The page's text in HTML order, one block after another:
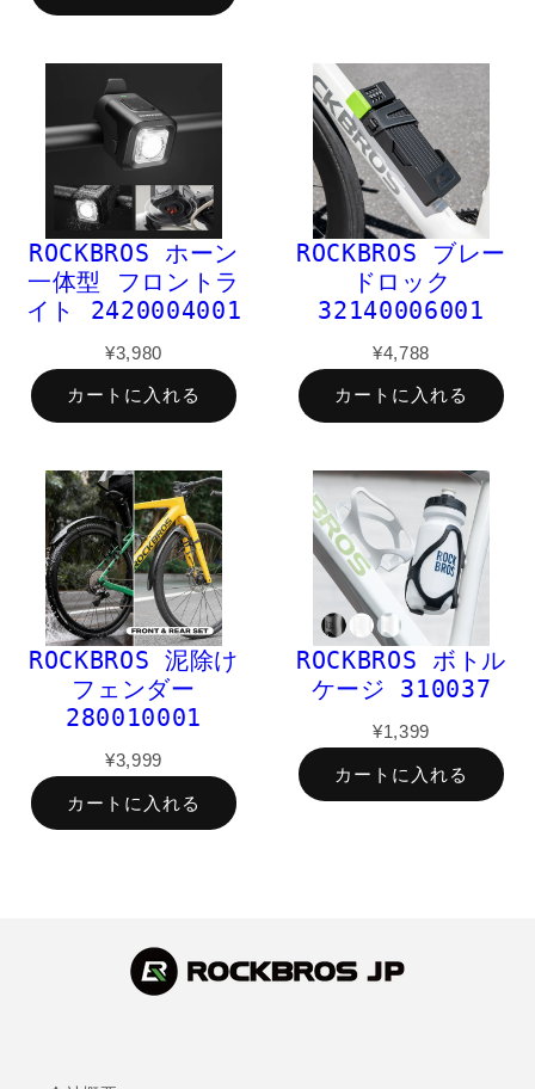
ROCKBROS ホーン
一体型 フロントラ
イト 2420004001
¥3,980
カートに入れる
ROCKBROS ブレー
ドロック
32140006001
¥4,788
カートに入れる
ROCKBROS 泥除け
フェンダー
280010001
¥3,999
カートに入れる
ROCKBROS ボトル
ケージ 310037
¥1,399
カートに入れる